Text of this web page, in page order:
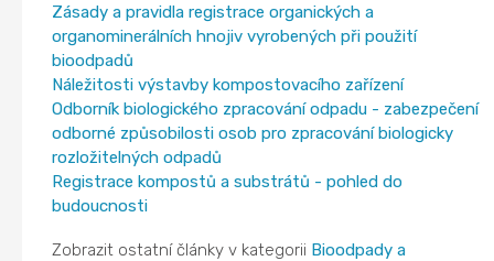
Zásady a pravidla registrace organických a
organominerálních hnojiv vyrobených při použití
bioodpadů
Náležitosti výstavby kompostovacího zařízení
Odborník biologického zpracování odpadu - zabezpečení
odborné způsobilosti osob pro zpracování biologicky
rozložitelných odpadů
Registrace kompostů a substrátů - pohled do
budoucnosti
Zobrazit ostatní články v kategorii Bioodpady a